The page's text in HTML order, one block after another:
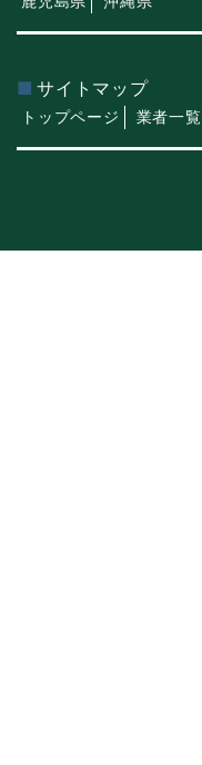
サイトマップ
トップページ 業者一覧